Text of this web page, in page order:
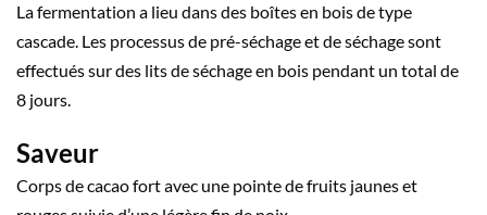
La fermentation a lieu dans des boîtes en bois de type
cascade. Les processus de pré-séchage et de séchage sont
effectués sur des lits de séchage en bois pendant un total de
8 jours.
Saveur
Corps de cacao fort avec une pointe de fruits jaunes et